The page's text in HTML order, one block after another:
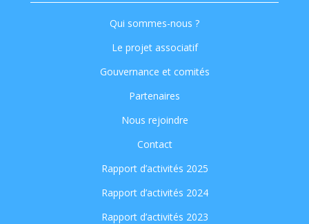
Qui sommes-nous ?
Le projet associatif
Gouvernance et comités
Partenaires
Nous rejoindre
Contact
Rapport d’activités 2025
Rapport d’activités 2024
Rapport d’activités 2023